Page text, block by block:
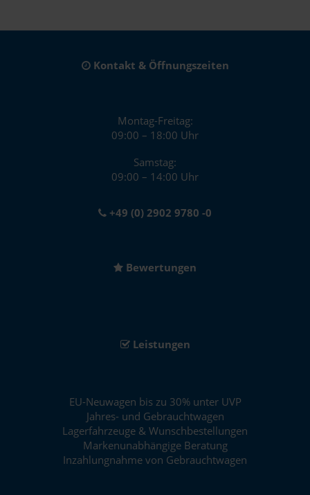
Kontakt & Öffnungszeiten
Montag-Freitag:
09:00 – 18:00 Uhr
Samstag:
09:00 – 14:00 Uhr
+49 (0) 2902 9780 -0
Bewertungen
Leistungen
EU-Neuwagen bis zu 30% unter UVP
Jahres- und Gebrauchtwagen
Lagerfahrzeuge & Wunschbestellungen
Markenunabhängige Beratung
Inzahlungnahme von Gebrauchtwagen